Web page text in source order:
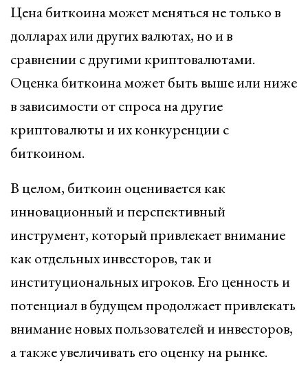
Цена биткоина может меняться не только в
долларах или других валютах, но и в
сравнении с другими криптовалютами.
Оценка биткоина может быть выше или ниже
в зависимости от спроса на другие
криптовалюты и их конкуренции с
биткоином.
В целом, биткоин оценивается как
инновационный и перспективный
инструмент, который привлекает внимание
как отдельных инвесторов, так и
институциональных игроков. Его ценность и
потенциал в будущем продолжает привлекать
внимание новых пользователей и инвесторов,
а также увеличивать его оценку на рынке.